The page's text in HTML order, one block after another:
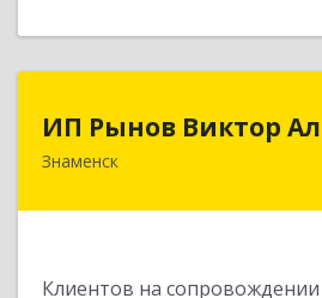
ИП Рынов Виктор
Знаменск
Клиентов на сопровождении